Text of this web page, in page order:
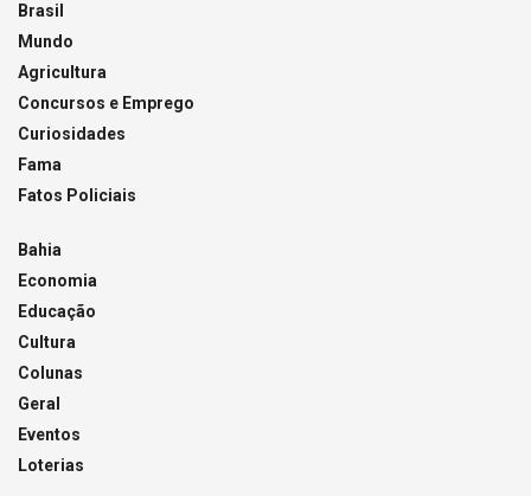
Brasil
Mundo
Agricultura
Concursos e Emprego
Curiosidades
Fama
Fatos Policiais
Bahia
Economia
Educação
Cultura
Colunas
Geral
Eventos
Loterias